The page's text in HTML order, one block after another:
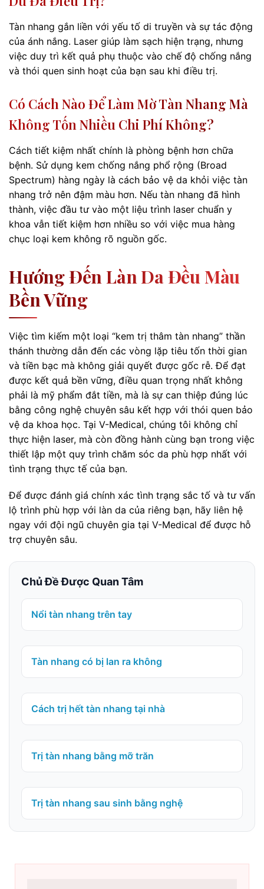
Tàn nhang gắn liền với yếu tố di truyền và sự tác động
của ánh nắng. Laser giúp làm sạch hiện trạng, nhưng
việc duy trì kết quả phụ thuộc vào chế độ chống nắng
và thói quen sinh hoạt của bạn sau khi điều trị.
Có Cách Nào Để Làm Mờ Tàn Nhang Mà
Không Tốn Nhiều Chi Phí Không?
Cách tiết kiệm nhất chính là phòng bệnh hơn chữa
bệnh. Sử dụng kem chống nắng phổ rộng (Broad
Spectrum) hàng ngày là cách bảo vệ da khỏi việc tàn
nhang trở nên đậm màu hơn. Nếu tàn nhang đã hình
thành, việc đầu tư vào một liệu trình laser chuẩn y
khoa vẫn tiết kiệm hơn nhiều so với việc mua hàng
chục loại kem không rõ nguồn gốc.
Hướng Đến Làn Da Đều Màu
Bền Vững
Việc tìm kiếm một loại “kem trị thâm tàn nhang” thần
thánh thường dẫn đến các vòng lặp tiêu tốn thời gian
và tiền bạc mà không giải quyết được gốc rễ. Để đạt
được kết quả bền vững, điều quan trọng nhất không
phải là mỹ phẩm đắt tiền, mà là sự can thiệp đúng lúc
bằng công nghệ chuyên sâu kết hợp với thói quen bảo
vệ da khoa học. Tại V-Medical, chúng tôi không chỉ
thực hiện laser, mà còn đồng hành cùng bạn trong việc
thiết lập một quy trình chăm sóc da phù hợp nhất với
tình trạng thực tế của bạn.
Để được đánh giá chính xác tình trạng sắc tố và tư vấn
lộ trình phù hợp với làn da của riêng bạn, hãy liên hệ
ngay với đội ngũ chuyên gia tại V-Medical để được hỗ
trợ chuyên sâu.
Chủ Đề Được Quan Tâm
Nổi tàn nhang trên tay
Tàn nhang có bị lan ra không
Cách trị hết tàn nhang tại nhà
Trị tàn nhang bằng mỡ trăn
Trị tàn nhang sau sinh bằng nghệ